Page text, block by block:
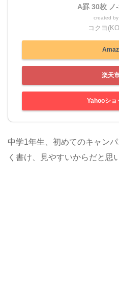
A罫 30枚 ノ
created by
コクヨ
楽天
Yahooショ
中学1年生、初めてのキャン
く書け、見やすいからだと思